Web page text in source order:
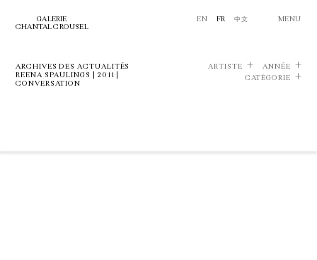
GALERIE
CHANTAL CROUSEL
EN FR 中文 MENU
ARCHIVES DES ACTUALITÉS
REENA SPAULINGS | 2011 |
CONVERSATION
ARTISTE
ANNÉE
CATÉGORIE